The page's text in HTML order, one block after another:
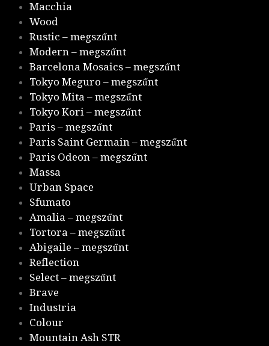
Macchia
Wood
Rustic – megszűnt
Modern – megszűnt
Barcelona Mosaics – megszűnt
Tokyo Meguro – megszűnt
Tokyo Mita – megszűnt
Tokyo Kori – megszűnt
Paris – megszűnt
Paris Saint Germain – megszűnt
Paris Odeon – megszűnt
Massa
Urban Space
Sfumato
Amalia – megszűnt
Tortora – megszűnt
Abigaile – megszűnt
Reflection
Select – megszűnt
Brave
Industria
Colour
Mountain Ash STR